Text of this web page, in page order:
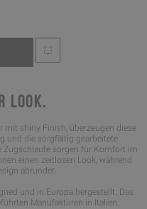
LOOK.
mit shiny Finish, überzeugen diese
und die sorgfältig gearbeitete
Zugschlaufe sorgen für Komfort im
einen zeitlosen Look, während
abrundet.
und in Europa hergestellt. Das
Manufakturen in Italien.